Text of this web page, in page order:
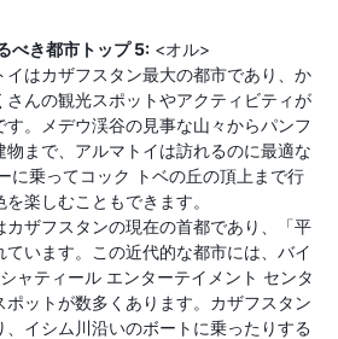
べき都市トップ 5: <オル>
イはカザフスタン最大の都市であり、か
んの観光スポットやアクティビティが
す。メデウ渓谷の見事な山々からパンフ
物まで、アルマトイは訪れるのに最適な
に乗ってコック トベの丘の頂上まで行
楽しむこともできます。
カザフスタンの現在の首都であり、「平
います。この近代的な都市には、バイ
ャティール エンターテイメント センタ
ポットが数多くあります。カザフスタン
、イシム川沿いのボートに乗ったりする